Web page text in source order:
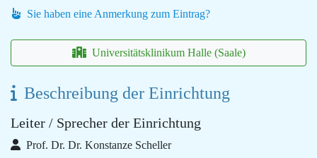
Sie haben eine Anmerkung zum Eintrag?
Universitätsklinikum Halle (Saale)
Beschreibung der Einrichtung
Leiter / Sprecher der Einrichtung
Prof. Dr. Dr. Konstanze Scheller